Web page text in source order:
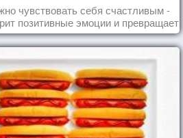
чувствовать себя счастливым -
позитивные эмоции и превращает
в маленький праздник.